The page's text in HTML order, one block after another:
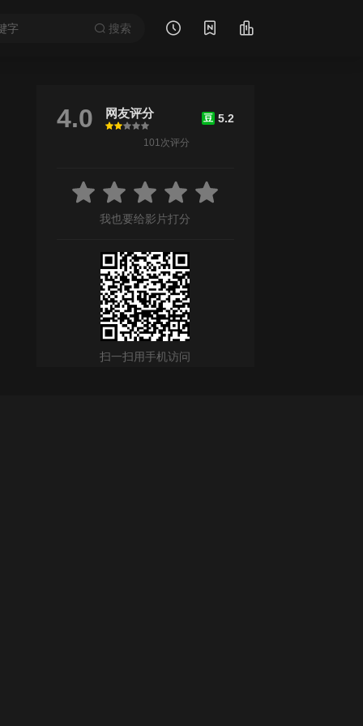
搜索
4.0 网友评分
很差
较差还行推荐力荐
豆 5.2
101次评分
我也要给影片打分
扫一扫用手机访问